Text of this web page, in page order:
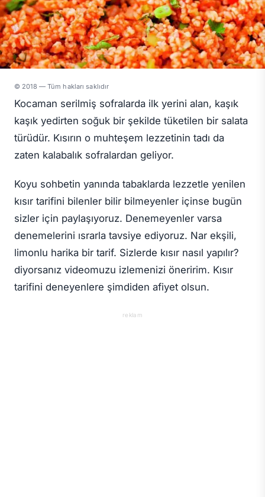
© 2018 — Tüm hakları saklıdır
Kocaman serilmiş sofralarda ilk yerini alan, kaşık
kaşık yedirten soğuk bir şekilde tüketilen bir salata
türüdür. Kısırın o muhteşem lezzetinin tadı da
zaten kalabalık sofralardan geliyor.
Koyu sohbetin yanında tabaklarda lezzetle yenilen
kısır tarifini bilenler bilir bilmeyenler içinse bugün
sizler için paylaşıyoruz. Denemeyenler varsa
denemelerini ısrarla tavsiye ediyoruz. Nar ekşili,
limonlu harika bir tarif. Sizlerde kısır nasıl yapılır?
diyorsanız videomuzu izlemenizi öneririm. Kısır
tarifini deneyenlere şimdiden afiyet olsun.
reklam